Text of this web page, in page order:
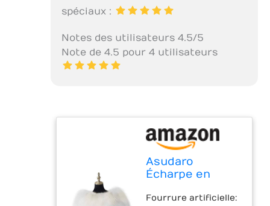
spéciaux :
Notes des utilisateurs 4.5/5
Note de 4.5 pour 4 utilisateurs
Asudaro
Écharpe en
châle étole
Fourrure artificielle: